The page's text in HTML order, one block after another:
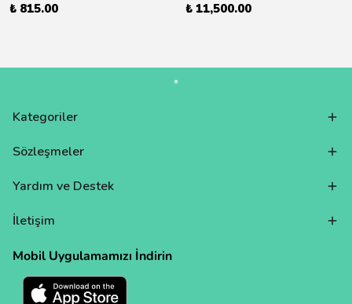
₺ 815.00 ₺ 11,500.00
Kategoriler
Sözleşmeler
Yardım ve Destek
İletişim
Mobil Uygulamamızı İndirin